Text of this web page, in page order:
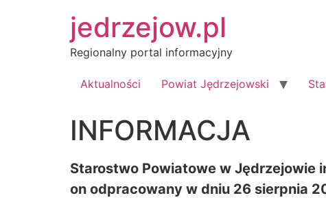
jedrzejow.pl
Regionalny portal informacyjny
Aktualności Powiat Jędrzejowski
INFORMACJA
Starostwo Powiatowe w Jędrzejowie
on odpracowany w dniu 26 sierpnia